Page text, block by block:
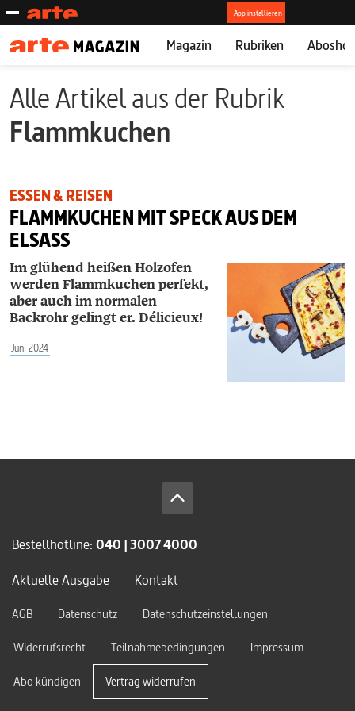
Magazin Rubriken
Alle Artikel aus der Rubrik
Flammkuchen
ESSEN & REISEN
FLAMMKUCHEN MIT SPECK AUS DEM
ELSASS
Im glühend heißen Holzofen
werden Flammkuchen perfekt,
aber auch im normalen
Backrohr gelingt er. Délicieux!
Juni 2024
Bestellhotline: 040 | 3007 4000
Aktuelle Ausgabe
Kontakt
AGB Datenschutz
Datenschutzeinstellungen
Widerrufsrecht
Teilnahmebedingungen Impressum
Abo kündigen Vertrag widerrufen